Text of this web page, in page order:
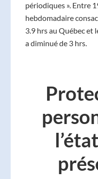
périodiques ». Entre
hebdomadaire
3.9 hrs au Québec et
a diminué de 3 hrs.